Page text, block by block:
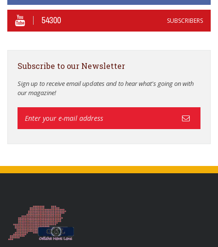
54300 SUBSCRIBERS
Subscribe to our Newsletter
Sign up to receive email updates and to hear what's going on with
our magazine!